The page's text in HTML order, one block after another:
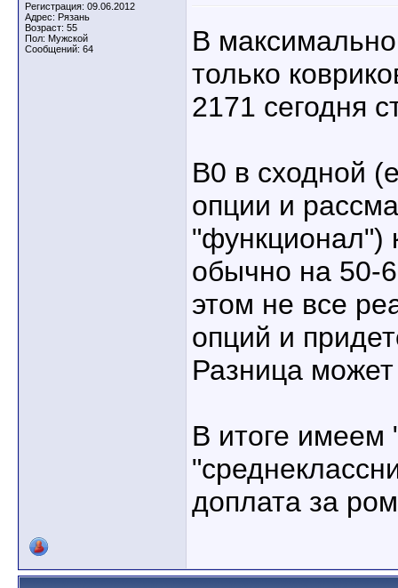
Регистрация: 09.06.2012
Адрес: Рязань
Возраст: 55
Пол: Мужской
Сообщений: 64
В
только
2171 сегодня
В0 в сходной
опции и
"функционал")
обычно на 50-
этом не все
опций и
Разница
В итоге имеем
доплата за